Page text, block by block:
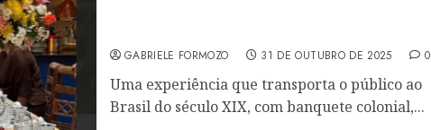
GABRIELE FORMOZO 31 DE OUTUBRO DE 2025 0
Uma experiência que transporta o público ao
Brasil do século XIX, com banquete colonial,...